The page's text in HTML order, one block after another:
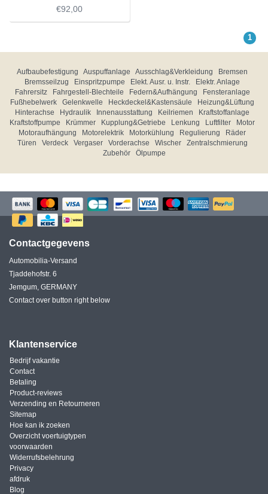
€92,00
1
Aufbaubefestigung Auspuffanlage Ausschlag&Verkleidung
Bremsen
Bremsseilzug
Einspritzpumpe Elekt. Ausr. u. Instr.
Elektr. Anlage
Fahrersitz
Fahrgestell-Blechteile Federn&Aufhängung
Fensteranlage
Fußhebelwerk
Gelenkwelle Heckdeckel&Kastensäule
Heizung&Lüftung
Hinterachse
Hydraulik Innenausstattung Keilriemen
Kraftstoffanlage
Kraftstoffpumpe
Krümmer Kupplung&Getriebe Lenkung Luftfilter
Motor
Motoraufhängung
Motorelektrik Motorkühlung Regulierung
Räder
Türen
Verdeck Vergaser Vorderachse Wischer
Zentralschmierung
Zubehör
Ölpumpe
Contactgegevens
Automobilia-Versand
Tjaddehofstr. 6
Jemgum, GERMANY
Contact over button right below
Klantenservice
Bedrijf vakantie
Contact
Betaling
Product-reviews
Verzending en Retourneren
Sitemap
Hoe kan ik zoeken
Overzicht voertuigtypen
voorwaarden
Widerrufsbelehrung
Privacy
afdruk
Blog